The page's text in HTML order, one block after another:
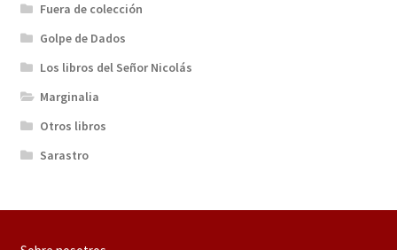
Fuera de colección
Golpe de Dados
Los libros del Señor Nicolás
Marginalia
Otros libros
Sarastro